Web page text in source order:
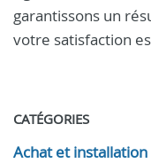
garantissons un
votre satisfaction
CATÉGORIES
Achat et